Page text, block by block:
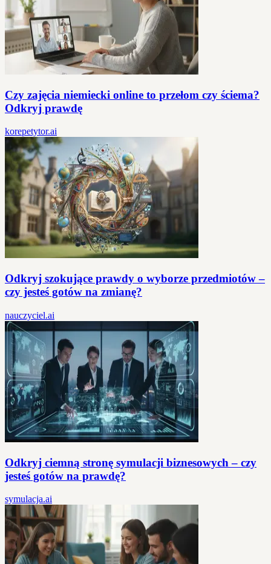
Czy zajęcia niemiecki online to przełom czy ściema?
Odkryj prawdę
korepetytor.ai
Odkryj szokujące prawdy o wyborze przedmiotów –
czy jesteś gotów na zmianę?
nauczyciel.ai
Odkryj ciemną stronę symulacji biznesowych – czy
jesteś gotów na prawdę?
symulacja.ai